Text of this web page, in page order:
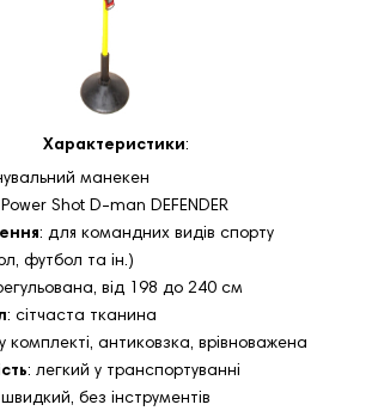
Характеристики:
манекен
Shot D-man DEFENDER
: для командних видів спорту
футбол та ін.)
від 198 до 240 см
: сітчаста тканина
комплекті, антиковзка, врівноважена
: легкий у транспортуванні
без інструментів